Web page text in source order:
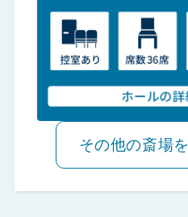
その他の斎場